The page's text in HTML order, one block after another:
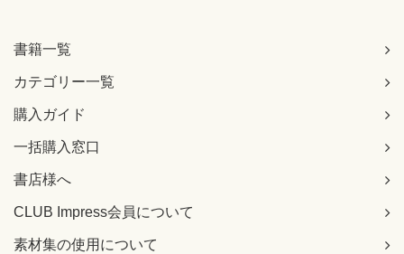
書籍一覧
カテゴリー一覧
購入ガイド
一括購入窓口
書店様へ
CLUB Impress会員について
素材集の使用について